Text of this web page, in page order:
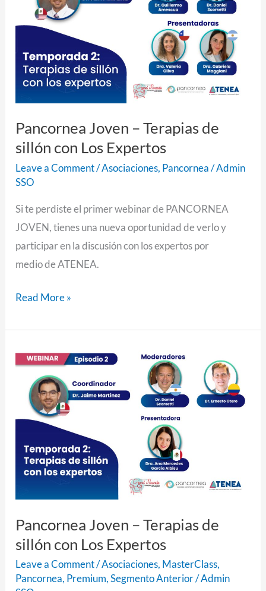
Pancornea Joven – Terapias de
sillón con Los Expertos
Leave a Comment/Asociaciones, Pancornea/Admin
SSO
Si te perdiste el primer webinar de PANCORNEA
JOVEN, tienes una nueva oportunidad de verlo y
participar en la discusión con los expertos por
medio de ATENEA.
Terapias
de
con
Los
Expertos
Read More »
Pancornea Joven – Terapias de
sillón con Los Expertos
Leave a Comment/Asociaciones, MasterClass,
Pancornea, Premium,Segmento Anterior/Admin
Pancornea
Terapias
sillón
con
Expertos